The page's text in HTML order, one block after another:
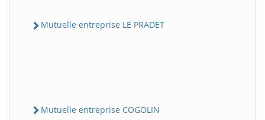
Mutuelle entreprise LE PRADET
Mutuelle entreprise COGOLIN